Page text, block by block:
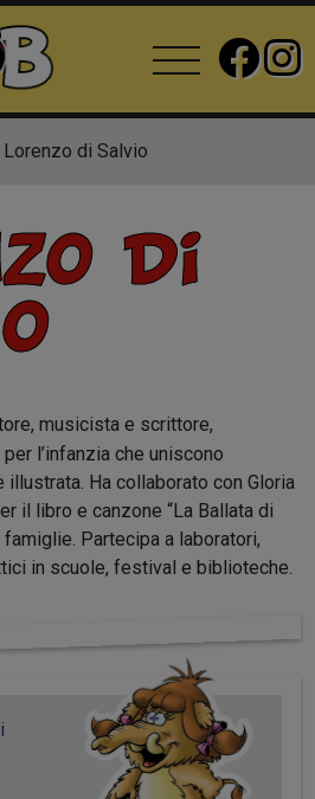
Lorenzo di Salvio
Di
musicista e scrittore,
l’infanzia che uniscono
illustrata. Ha collaborato con Gloria
il libro e canzone “La Ballata di
Partecipa a laboratori,
in scuole, festival e biblioteche.